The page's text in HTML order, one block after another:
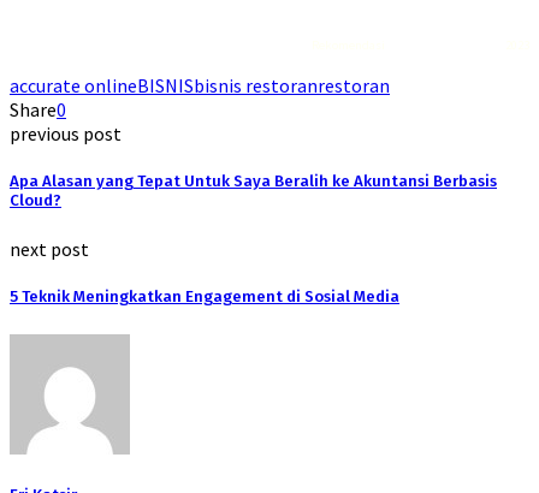
accurate onlineBISNISbisnis restoranrestoran
Share0
previous post
Apa Alasan yang Tepat Untuk Saya Beralih ke Akuntansi Berbasis
Cloud?
next post
5 Teknik Meningkatkan Engagement di Sosial Media